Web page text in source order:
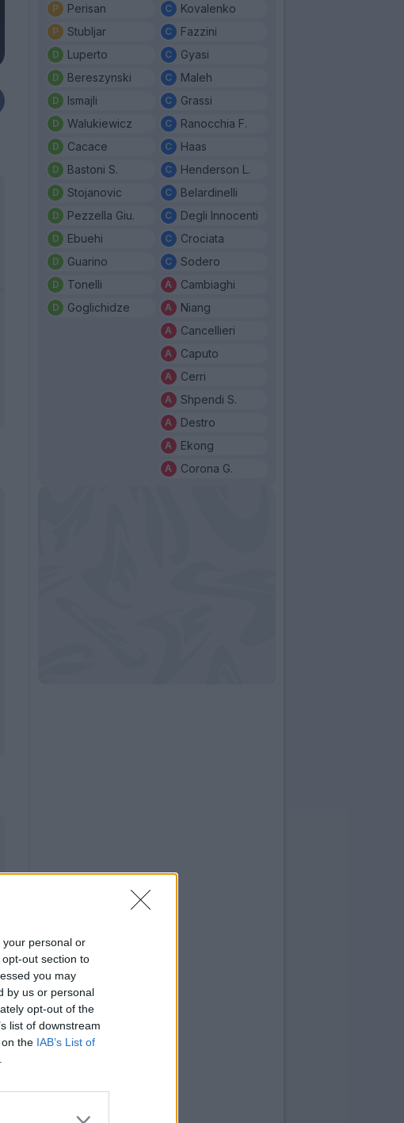
personal or
out section to
you may
by us or personal
opt-out of the
list of downstream
the IAB’s List of
Perisan
Stubljar
Luperto
Bereszynski
Ismajli
Walukiewicz
Cacace
Bastoni S.
Stojanovic
Pezzella Giu.
Ebuehi
Guarino
Tonelli
Goglichidze
Kovalenko
Fazzini
Gyasi
Maleh
Grassi
Ranocchia F.
Haas
Henderson L.
Belardinelli
Degli Innocenti
Crociata
Sodero
Cambiaghi
Niang
Cancellieri
Caputo
Cerri
Shpendi S.
Destro
Ekong
Corona G.